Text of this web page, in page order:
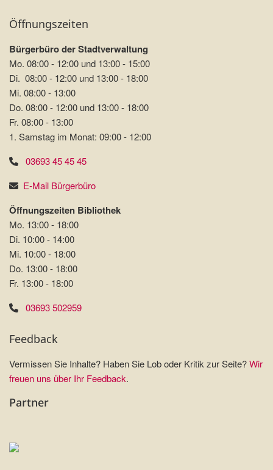
Öffnungszeiten
Bürgerbüro der Stadtverwaltung
Mo. 08:00 - 12:00 und 13:00 - 15:00
Di. 08:00 - 12:00 und 13:00 - 18:00
Mi. 08:00 - 13:00
Do. 08:00 - 12:00 und 13:00 - 18:00
Fr. 08:00 - 13:00
1. Samstag im Monat: 09:00 - 12:00
03693 45 45 45
E-Mail Bürgerbüro
Öffnungszeiten Bibliothek
Mo. 13:00 - 18:00
Di. 10:00 - 14:00
Mi. 10:00 - 18:00
Do. 13:00 - 18:00
Fr. 13:00 - 18:00
03693 502959
Feedback
Vermissen Sie Inhalte? Haben Sie Lob oder Kritik zur Seite?Wir
freuen uns über Ihr Feedback.
Partner